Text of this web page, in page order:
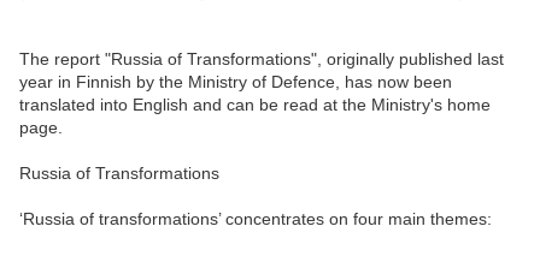
The report "Russia of Transformations", originally published last
year in Finnish by the Ministry of Defence, has now been
translated into English and can be read at the Ministry's home
page.
Russia of Transformations
‘Russia of transformations’ concentrates on four main themes: